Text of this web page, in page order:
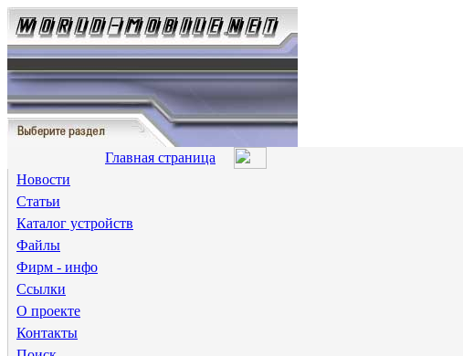
Главная страница
Новости
Статьи
Каталог устройств
Файлы
Фирм - инфо
Ссылки
О проекте
Контакты